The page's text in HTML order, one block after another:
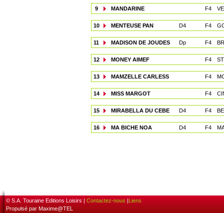
9 MANDARINE F4
10 MENTEUSE PAN D4 F4
11 MADISON DE JOUDES Dp F4
12 MONEY AIMEF F4
13 MAMZELLE CARLESS F4
14 MISS MARGOT F4
15 MIRABELLA DU CEBE D4 F4
16 MA BICHE NOA D4 F4
© S.A. Touraine Editions Loisirs | Contactez-nous |Liens
Propulsé par Maxime@TEL